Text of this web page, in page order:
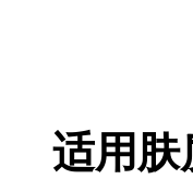
适用肤